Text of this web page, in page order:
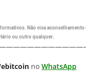
Não visa
ou outro qualquer.
no WhatsApp